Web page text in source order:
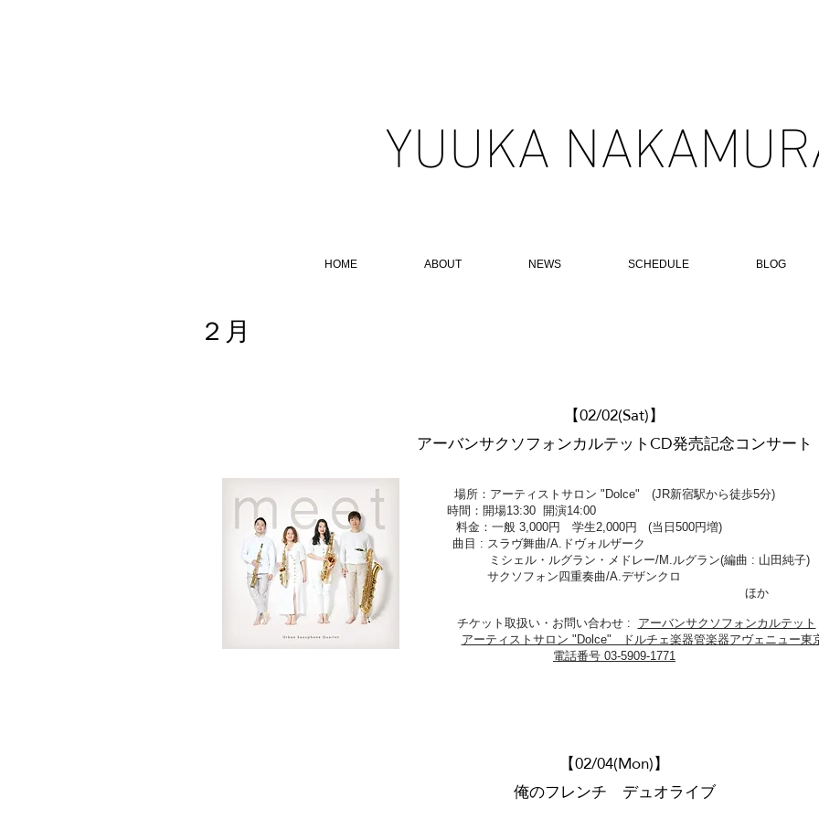
YUUKA
HOME ABOUT NEWS SCHEDULE BLOG
２月
【02/02(Sat)】
アーバンサクソフォンカルテットCD発売記念コンサート
場所：アーティストサロン "Dolce" (JR新宿駅から徒歩5分)
時間：開場13:30 開演14:00
料金：一般 3,000円 学生2,000円 (当日500円増)
曲目 : スラヴ舞曲/A.ドヴォルザーク
ミシェル・ルグラン・メドレー/M.ルグラン(編曲 : 山田純子)
サクソフォン四重奏曲/A.デザンクロ
ほか
​ チケット取扱い・お問い合わせ : アーバンサクソフォンカルテット
アーティストサロン "Dolce" ドルチェ楽器管楽器アヴェニュー東
電話番号 03-5909-1771
【02/04(Mon)】
俺のフレンチ デュオライブ